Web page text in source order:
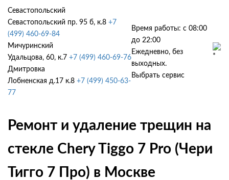
Севастопольский
Севастопольский пр. 95 б, к.8 +7
(499) 460-69-84
Мичуринский
Удальцова, 60, к.7 +7 (499) 460-69-76
Дмитровка
Лобненская д.17 к.8 +7 (499) 450-63-
77
Время работы: с 08:00
до 22:00
Ежедневно, без
выходных.
Выбрать сервис
Ремонт и удаление трещин на
стекле Chery Tiggo 7 Pro (Чери
Тигго 7 Про) в Москве